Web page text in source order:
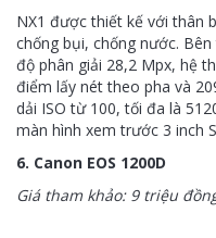
NX1 được thiết kế với thân
chống bụi, chống nước. Bên
độ phân giải 28,2 Mpx, hệ
điểm lấy nét theo pha và
dải ISO từ 100, tối đa là
màn hình xem trước 3 inch
6. Canon EOS 1200D
Giá tham khảo: 9 triệu